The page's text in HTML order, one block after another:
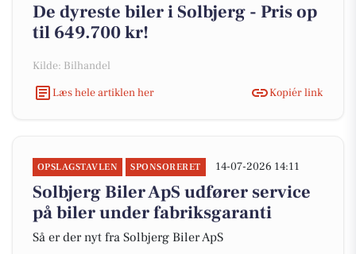
De dyreste biler i Solbjerg - Pris op
til 649.700 kr!
Kilde: Bilhandel
Læs hele artiklen her
Kopiér link
OPSLAGSTAVLEN SPONSORERET 14-07-2026 14:11
Solbjerg Biler ApS udfører service
på biler under fabriksgaranti
Så er der nyt fra Solbjerg Biler ApS